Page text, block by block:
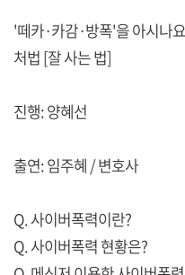
'떼카·카감·방폭'을 아시나
처법 [잘 사는 법]
진행: 양혜선
출연: 임주혜 / 변호사
Q. 사이버폭력이란?
Q. 사이버폭력 현황은?